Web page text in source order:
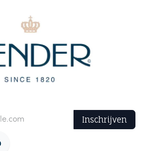
Inschrijven